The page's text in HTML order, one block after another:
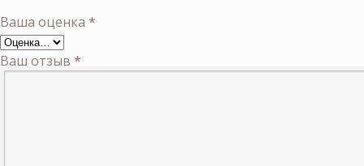
Ваша оценка *
Ваш отзыв *